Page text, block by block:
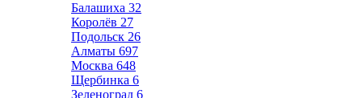
Балашиха 32
Королёв 27
Подольск 26
Алматы 697
Москва 648
Щербинка 6
Зеленоград 6